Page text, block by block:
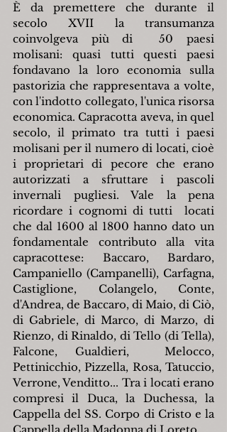
È da premettere che durante il
secolo XVII la transumanza
coinvolgeva più di  50 paesi
molisani: quasi tutti questi paesi
fondavano la loro economia sulla
pastorizia che rappresentava a volte,
con l'indotto collegato, l'unica risorsa
economica. Capracotta aveva, in quel
secolo, il primato tra tutti i paesi
molisani per il numero di locati, cioè
i proprietari di pecore che erano
autorizzati a sfruttare i pascoli
invernali pugliesi. Vale la pena
ricordare i cognomi di tutti  locati
che dal 1600 al 1800 hanno dato un
fondamentale contributo alla vita
capracottese: Baccaro, Bardaro,
Campaniello (Campanelli), Carfagna,
Castiglione, Colangelo, Conte,
d'Andrea, de Baccaro, di Maio, di Ciò,
di Gabriele, di Marco, di Marzo, di
Rienzo, di Rinaldo, di Tello (di Tella),
Falcone, Gualdieri,  Melocco,
Pettinicchio, Pizzella, Rosa, Tatuccio,
Verrone, Venditto... Tra i locati erano
compresi il Duca, la Duchessa, la
Cappella del SS. Corpo di Cristo e la